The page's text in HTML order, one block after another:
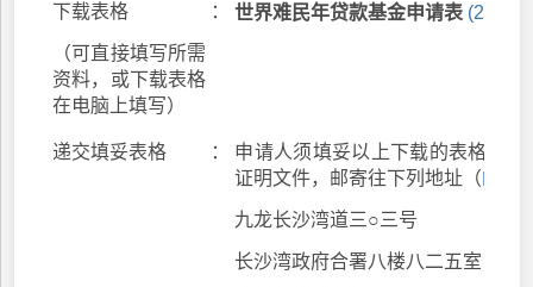
下载表格
（可直接填写所需
资料，或下载表格
在电脑上填写）
： 世界难民年贷款基金申请表
递交填妥表格 ：
申请人须填妥以上下载的表格，连
证明文件，邮寄往下列地址（邮寄
九龙长沙湾道三○三号
长沙湾政府合署八楼八二五室